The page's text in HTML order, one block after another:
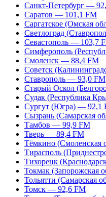
Санкт-Петербург —
Саратов — 101,1 FM
Саргатское (Омская
Светлоград
Севастополь — 103,7
Симферополь
Смоленск — 88,4 FM
Советск
Ставрополь — 93,0 FM
Старый Оскол
Судак (Республика
Сургут (Югра) — 92,1
Сызрань (Самарская
Тамбов — 99,9 FM
Тверь — 89,4 FM
Тёмкино (Смоленская
Тирасполь
Тихорецк
Токмак (Запорожская
Тольятти (Самарская
Томск — 92,6 FM